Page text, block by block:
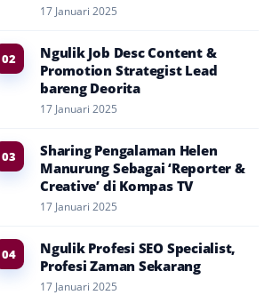
17 Januari 2025
02
Ngulik Job Desc Content &
Promotion Strategist Lead
bareng Deorita
17 Januari 2025
03
Sharing Pengalaman Helen
Manurung Sebagai ‘Reporter &
Creative’ di Kompas TV
17 Januari 2025
04
Ngulik Profesi SEO Specialist,
Profesi Zaman Sekarang
17 Januari 2025